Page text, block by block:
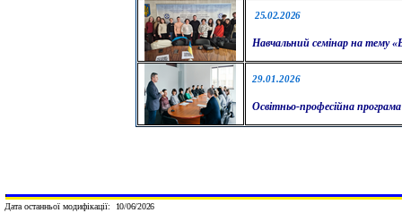
25.02.2026
Навчальний семінар на тему
29.01.2026
Освітньо-професійна програма
Дата останньої модифікації: 10/06/2026